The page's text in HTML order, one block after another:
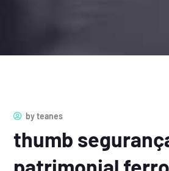
byteanes
thumb